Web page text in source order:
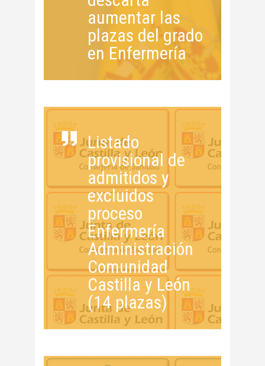
aumentar las
plazas del grado
en Enfermería
Listado
provisional de
admitidos y
excluidos
proceso
Enfermería
Administración
Comunidad
Castilla y León
(14 plazas)